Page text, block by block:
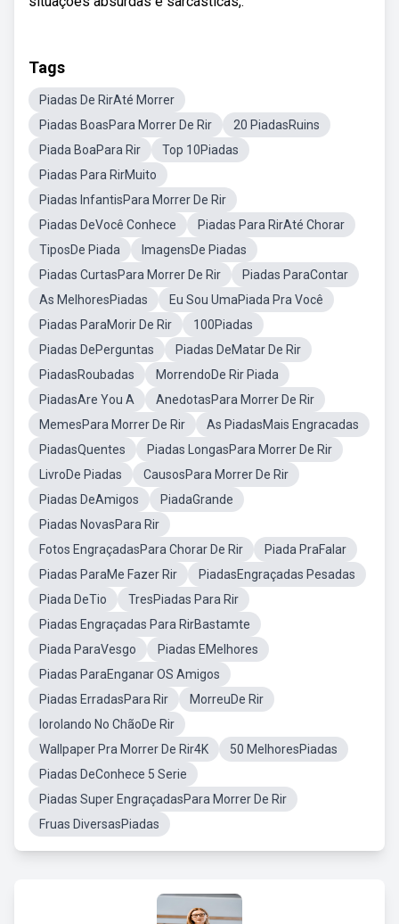
Tags
Piadas De RirAté Morrer
Piadas BoasPara Morrer De Rir
20 PiadasRuins
Piada BoaPara Rir
Top 10Piadas
Piadas Para RirMuito
Piadas InfantisPara Morrer De Rir
Piadas DeVocê Conhece
Piadas Para RirAté Chorar
TiposDe Piada
ImagensDe Piadas
Piadas CurtasPara Morrer De Rir
Piadas ParaContar
As MelhoresPiadas
Eu Sou UmaPiada Pra Você
Piadas ParaMorir De Rir
100Piadas
Piadas DePerguntas
Piadas DeMatar De Rir
PiadasRoubadas
MorrendoDe Rir Piada
PiadasAre You A
AnedotasPara Morrer De Rir
MemesPara Morrer De Rir
As PiadasMais Engracadas
PiadasQuentes
Piadas LongasPara Morrer De Rir
LivroDe Piadas
CausosPara Morrer De Rir
Piadas DeAmigos
PiadaGrande
Piadas NovasPara Rir
Fotos EngraçadasPara Chorar De Rir
Piada PraFalar
Piadas ParaMe Fazer Rir
PiadasEngraçadas Pesadas
Piada DeTio
TresPiadas Para Rir
Piadas Engraçadas Para RirBastamte
Piada ParaVesgo
Piadas EMelhores
Piadas ParaEnganar OS Amigos
Piadas ErradasPara Rir
MorreuDe Rir
Iorolando No ChãoDe Rir
Wallpaper Pra Morrer De Rir4K
50 MelhoresPiadas
Piadas DeConhece 5 Serie
Piadas Super EngraçadasPara Morrer De Rir
Fruas DiversasPiadas